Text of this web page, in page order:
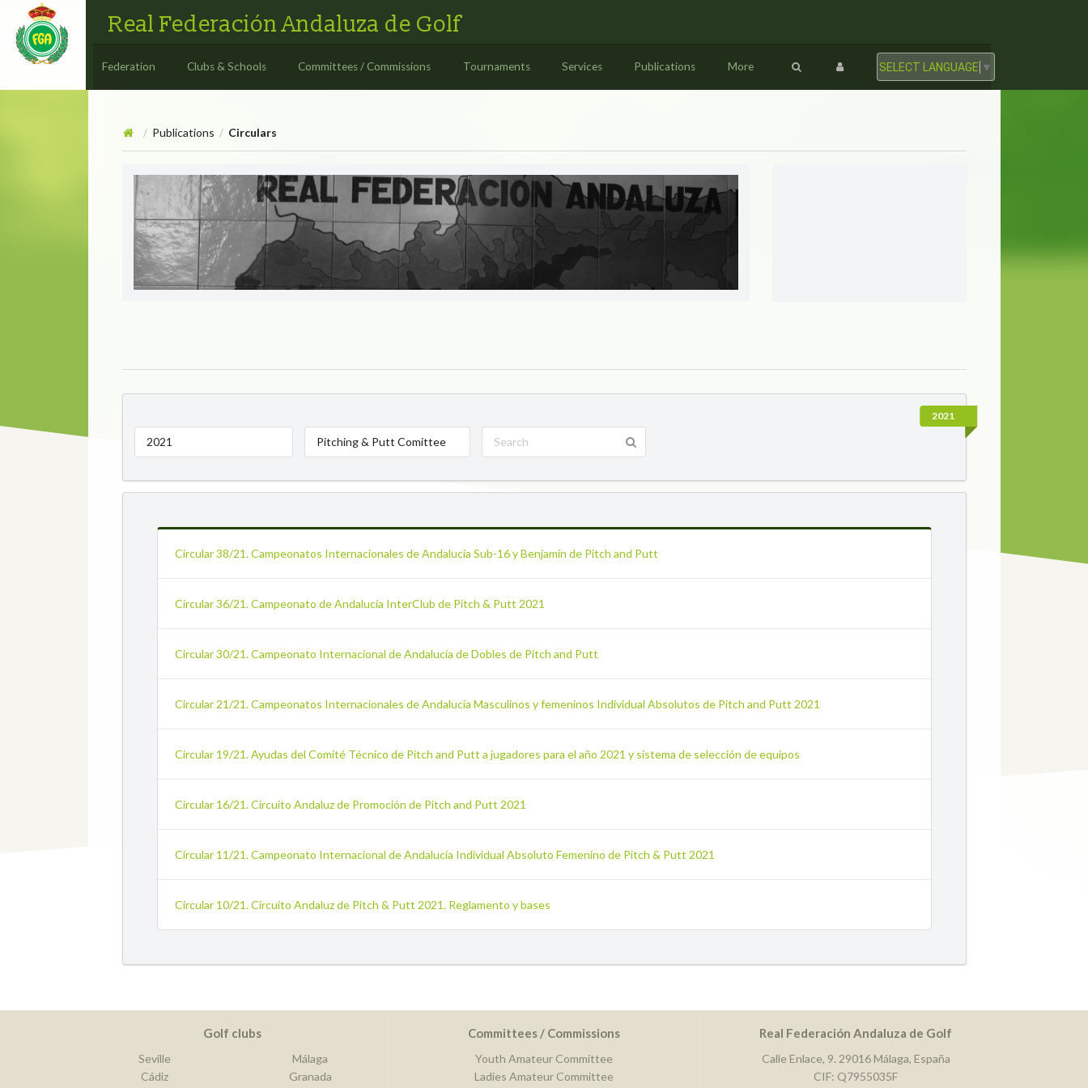
Real Federación Andaluza de Golf
Federation Clubs & Schools Committees / Commissions Tournaments Services Publications More SELECT LANGUAGE ▼
/ Publications / Circulars
Circulars
CIRCULARS
2021
2021 Pitching & Putt Comittee
Circular 38/21. Campeonatos Internacionales de Andalucía Sub-16 y Benjamín de Pitch and Putt
Circular 36/21. Campeonato de Andalucía InterClub de Pitch & Putt 2021
Circular 30/21. Campeonato Internacional de Andalucía de Dobles de Pitch and Putt
Circular 21/21. Campeonatos Internacionales de Andalucía Masculinos y femeninos Individual Absolutos de Pitch and Putt 2021
Circular 19/21. Ayudas del Comité Técnico de Pitch and Putt a jugadores para el año 2021 y sistema de selección de equipos
Circular 16/21. Circuito Andaluz de Promoción de Pitch and Putt 2021
Circular 11/21. Campeonato Internacional de Andalucía Individual Absoluto Femenino de Pitch & Putt 2021
Circular 10/21. Circuito Andaluz de Pitch & Putt 2021. Reglamento y bases
Golf clubs
Seville
Cádiz
Málaga
Granada
Committees / Commissions
Youth Amateur Committee
Ladies Amateur Committee
Real Federación Andaluza de Golf
Calle Enlace, 9. 29016 Málaga, España
CIF: Q7955035F